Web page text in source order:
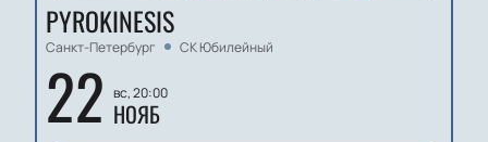
PYROKINESIS
Санкт-Петербург СК Юбилейный
22 вс, 20:00
НОЯБ